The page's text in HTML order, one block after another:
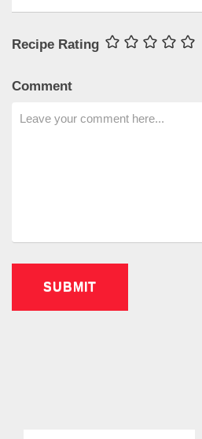
Recipe Rating
Comment